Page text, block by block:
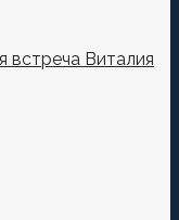
встреча Виталия